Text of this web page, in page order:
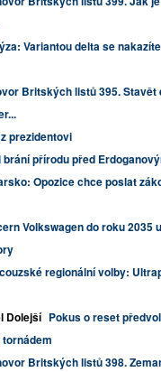
Variantou delta se
Britských listů 395.
prezidentovi
brání přírodu před
Opozice chce poslat
Volkswagen do roku 2035
regionální volby:
Dolejší Pokus o reset
Britských listů 398.